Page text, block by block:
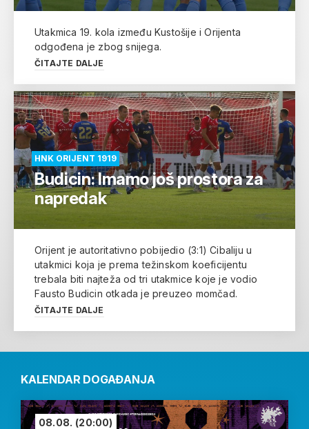
Utakmica 19. kola između Kustošije i Orijenta
odgođena je zbog snijega.
ČITAJTE DALJE
HNK ORIJENT 1919
Budicin: Imamo još prostora za
napredak
Orijent je autoritativno pobijedio (3:1) Cibaliju u
utakmici koja je prema težinskom koeficijentu
trebala biti najteža od tri utakmice koje je vodio
Fausto Budicin otkada je preuzeo momčad.
ČITAJTE DALJE
KALENDAR DOGAĐANJA
08.08. (20:00)